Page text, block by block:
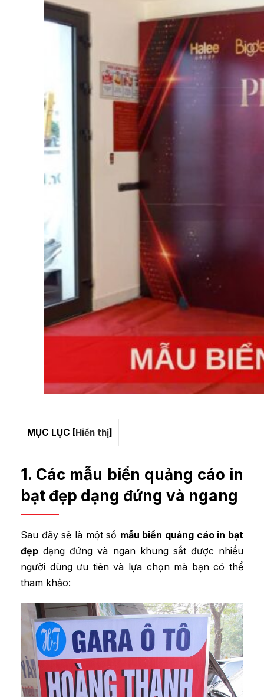
MỤC LỤC [Hiển thị]
1. Các mẫu biển quảng cáo in
bạt đẹp dạng đứng và ngang
Sau đây sẽ là một số mẫu biển quảng cáo in bạt
đẹp dạng đứng và ngan khung sắt được nhiều
người dùng ưu tiên và lựa chọn mà bạn có thể
tham khảo: